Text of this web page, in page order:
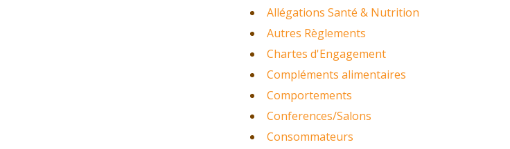
Allégations Santé & Nutrition
Autres Règlements
Chartes d'Engagement
Compléments alimentaires
Comportements
Conferences/Salons
Consommateurs